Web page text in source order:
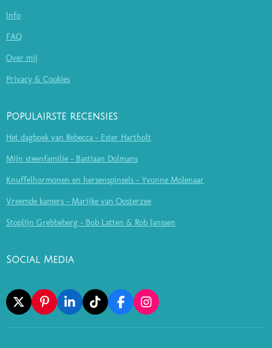
Info
FAQ
Over mij
Privacy & Cookies
Populairste recensies
Het dagboek van Rebecca - Ester Hartholt
Mijn steenfamilie - Bastiaan Dolmans
Knuffelhormonen en hersenspinsels - Yvonne Molenaar
Vreemde kamers - Marijke van Oosterzee
Stoplijn Grebbeberg - Bob Latten & Rob Janssen
Social Media
X
P
I
N
L
I
N
T
I
K
F
A
C
I
N
S